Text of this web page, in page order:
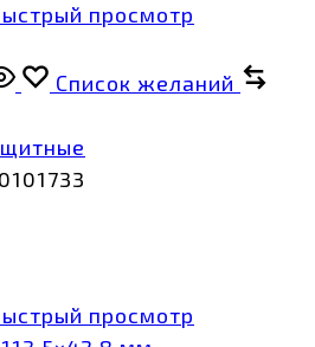
просмотр
Список желаний
просмотр